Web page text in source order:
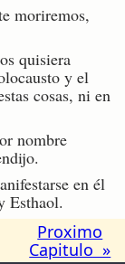
moriremos,
quisiera
y el
cosas, ni en
nombre
en él
Esthaol.
Proximo
Capitulo »